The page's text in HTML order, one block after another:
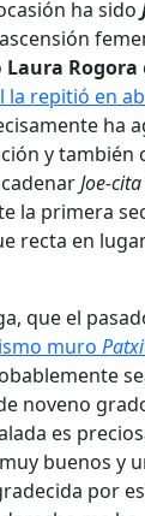
ha sido
Laura Rogora
la repitió en
ha
y también
Joe-cita
la primera
recta en
que el
muro
noveno
es
buenos y
por